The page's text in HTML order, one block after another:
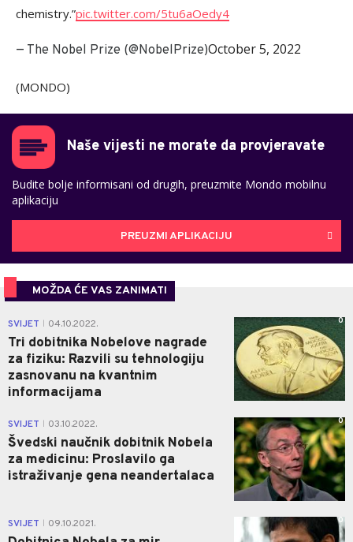
chemistry.”pic.twitter.com/5tu6aOedy4
— The Nobel Prize (@NobelPrize)October 5, 2022
(MONDO)
Naše vijesti ne morate da provjeravate
Budite bolje informisani od drugih, preuzmite Mondo mobilnu
aplikaciju
PREUZMI APLIKACIJU
MOŽDA ĆE VAS ZANIMATI
SVIJET 04.10.2022.
Tri dobitnika Nobelove nagrade
za fiziku: Razvili su tehnologiju
zasnovanu na kvantnim
informacijama
0
SVIJET 03.10.2022.
Švedski naučnik dobitnik Nobela
za medicinu: Proslavilo ga
istraživanje gena neandertalaca
0
SVIJET 09.10.2021. 0